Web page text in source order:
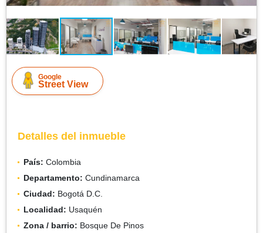
Google
Street View
Detalles del inmueble
País: Colombia
Departamento: Cundinamarca
Ciudad: Bogotá D.C.
Localidad: Usaquén
Zona / barrio: Bosque De Pinos